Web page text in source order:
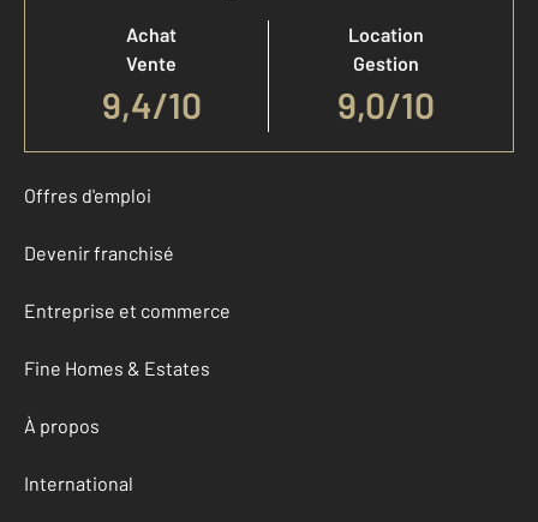
Achat
Vente
9,4/10
Location
Gestion
9,0/10
Offres d'emploi
Devenir franchisé
Entreprise et commerce
Fine Homes & Estates
À propos
International